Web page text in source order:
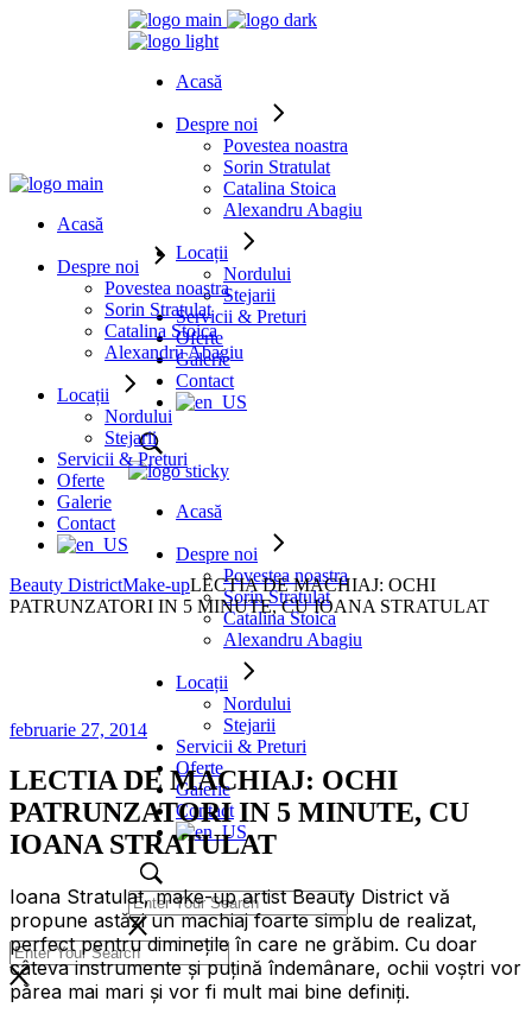
Acasă
Despre noi
Povestea noastra
Sorin Stratulat
Catalina Stoica
Alexandru Abagiu
Locații
Nordului
Stejarii
Servicii & Preturi
Oferte
Galerie
Contact
Acasă
Despre noi
Povestea noastra
Sorin Stratulat
Catalina Stoica
Alexandru Abagiu
Locații
Nordului
Stejarii
Servicii & Preturi
Oferte
Galerie
Contact
Acasă
Despre noi
Povestea noastra
Sorin Stratulat
Catalina Stoica
Alexandru Abagiu
Locații
Nordului
Stejarii
Servicii & Preturi
Oferte
Galerie
Contact
Beauty DistrictMake-upLECTIA DE MACHIAJ: OCHI
PATRUNZATORI IN 5 MINUTE, CU IOANA STRATULAT
februarie 27, 2014
LECTIA DE MACHIAJ: OCHI
PATRUNZATORI IN 5 MINUTE, CU
IOANA STRATULAT
Ioana Stratulat, make-up artist Beauty District vă
propune astăzi un machiaj foarte simplu de realizat,
perfect pentru diminețile în care ne grăbim. Cu doar
câteva instrumente și puțină îndemânare, ochii voștri vor
părea mai mari și vor fi mult mai bine definiți.